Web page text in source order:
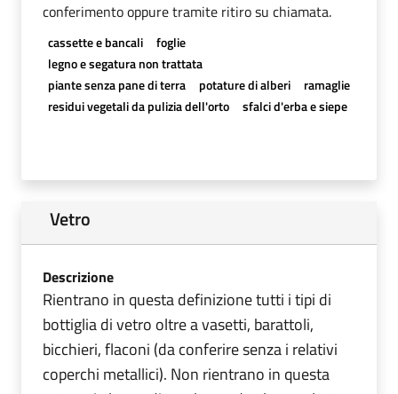
conferimento oppure tramite ritiro su chiamata.
cassette e bancali
foglie
legno e segatura non trattata
piante senza pane di terra
potature di alberi
ramaglie
residui vegetali da pulizia dell'orto
sfalci d'erba e siepe
Vetro
Descrizione
Rientrano in questa definizione tutti i tipi di
bottiglia di vetro oltre a vasetti, barattoli,
bicchieri, flaconi (da conferire senza i relativi
coperchi metallici). Non rientrano in questa